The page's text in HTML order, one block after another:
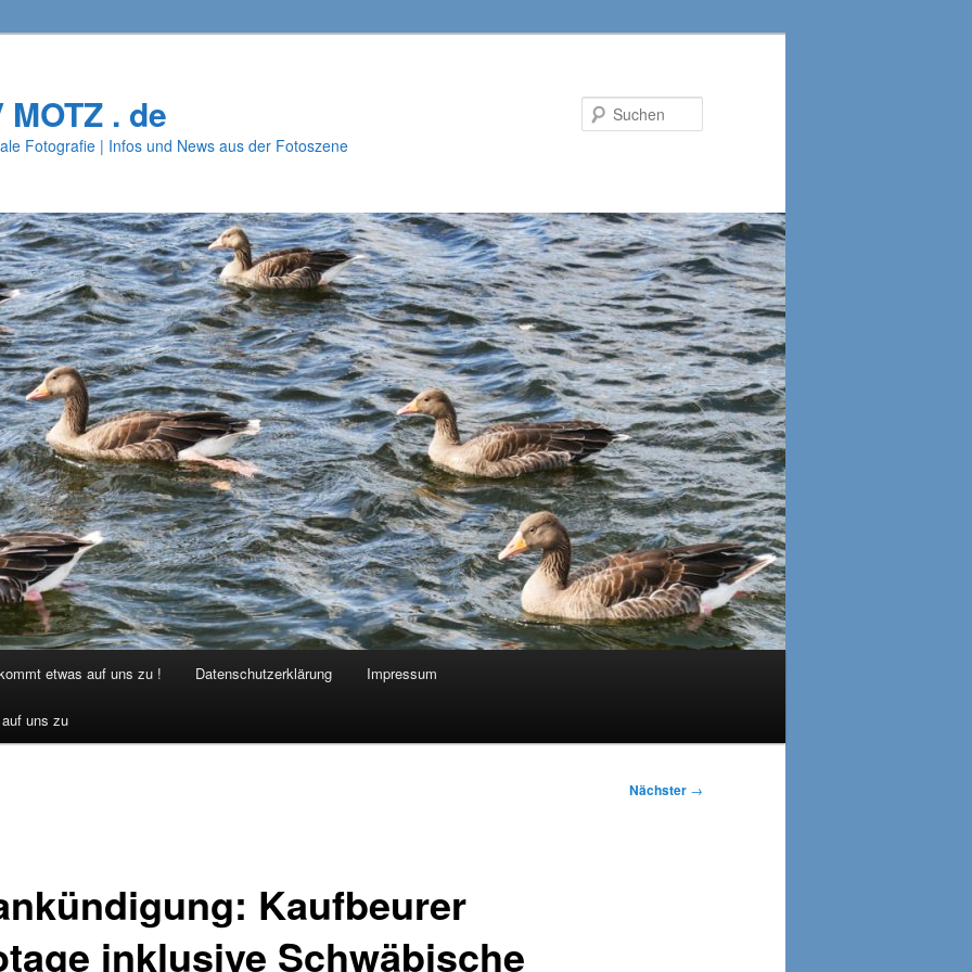
. de
Fotografie | Infos und News aus der Fotoszene
etwas auf uns zu ! Datenschutzerklärung Impressum
uns zu
Nächster →
Kaufbeurer
inklusive Schwäbische